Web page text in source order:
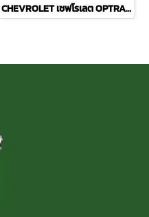
CHEVROLET เชฟโรเลต OPTRA ปี 03-08 ชุดช่วงล่าง TRW